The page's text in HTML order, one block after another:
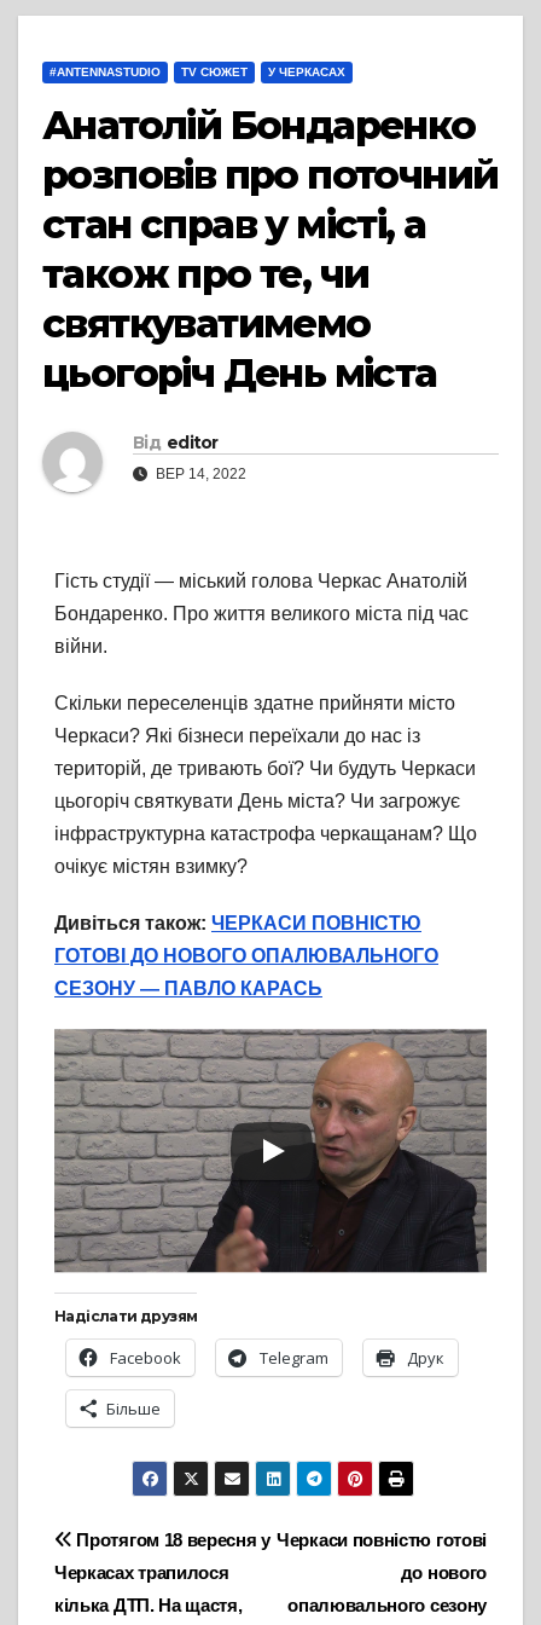
#ANTENNASTUDIO TV СЮЖЕТ У ЧЕРКАСАХ
Анатолій Бондаренко
розповів про поточний
стан справ у місті, а
також про те, чи
святкуватимемо
цьогоріч День міста
Від editor
ВЕР 14, 2022
Гість студії — міський голова Черкас Анатолій
Бондаренко. Про життя великого міста під час
війни.
Скільки переселенців здатне прийняти місто
Черкаси? Які бізнеси переїхали до нас із
територій, де тривають бої? Чи будуть Черкаси
цьогоріч святкувати День міста? Чи загрожує
інфраструктурна катастрофа черкащанам? Що
очікує містян взимку?
Дивіться також: ЧЕРКАСИ ПОВНІСТЮ
ГОТОВІ ДО НОВОГО ОПАЛЮВАЛЬНОГО
СЕЗОНУ — ПАВЛО КАРАСЬ
Надіслати друзям
Facebook Telegram Друк
Більше
Навігація
записів
Черкаси повністю готові
до нового
опалювального сезону
Протягом 18 вересня у
Черкасах трапилося
кілька ДТП. На щастя,